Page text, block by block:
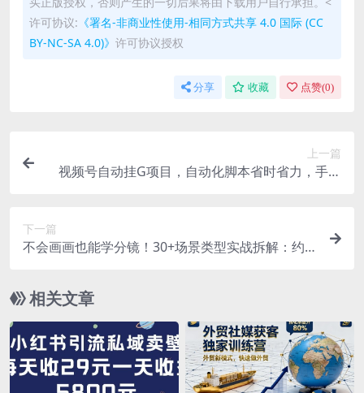
许可协议: 《署名-非商业性使用-相同方式共享 4.0 国际 (CC
BY-NC-SA 4.0)》 许可协议授权
分享 收藏 点赞(0)
上一篇
视频号自动挂G项目，自动化脚本省时省力，手工
下一篇
不会画画也能学分镜！30+场景类型实战拆解：约
相关文章